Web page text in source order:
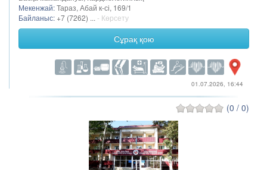
Мекенжай:Тараз, Абай к-сі, 169/1
Байланыс: +7 (7262) ... - Көрсету
Сұрақ қою
01.07.2026, 16:44
(0 / 0)